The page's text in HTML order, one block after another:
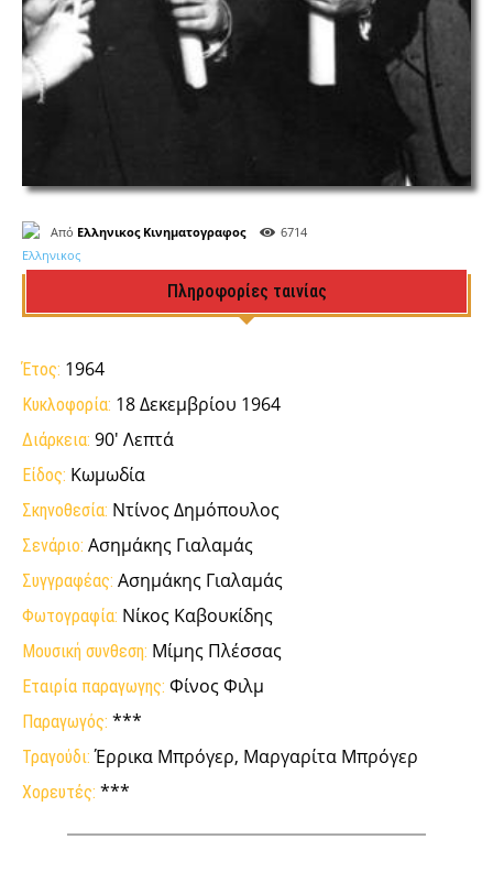
Από Ελληνικος Κινηματογραφος 6714
Πληροφορίες ταινίας
Έτος: 1964
Κυκλοφορία: 18 Δεκεμβρίου 1964
Διάρκεια: 90' Λεπτά
Είδος: Κωμωδία
Σκηνοθεσία: Ντίνος Δημόπουλος
Σενάριο: Ασημάκης Γιαλαμάς
Συγγραφέας: Ασημάκης Γιαλαμάς
Φωτογραφία: Νίκος Καβουκίδης
Μουσική συνθεση: Μίμης Πλέσσας
Εταιρία παραγωγης: Φίνος Φιλμ
Παραγωγός: ***
Τραγούδι: Έρρικα Μπρόγερ, Μαργαρίτα Μπρόγερ
Χορευτές: ***